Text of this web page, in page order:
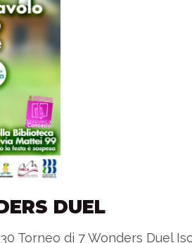
DUEL
Torneo di 7 Wonders Duel